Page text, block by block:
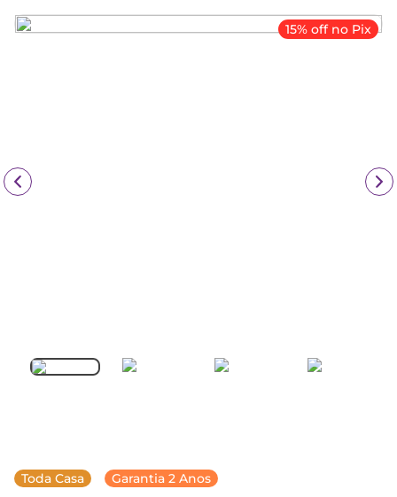
15% off no Pix
Toda Casa Garantia 2 Anos
9º
berço